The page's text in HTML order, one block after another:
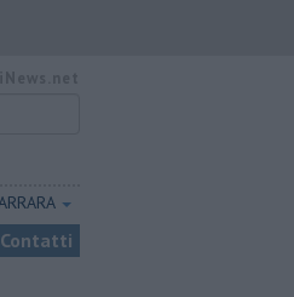
Contatti